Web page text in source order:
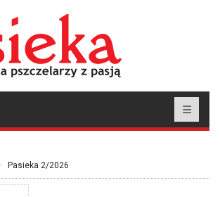
Pasieka 2/2026